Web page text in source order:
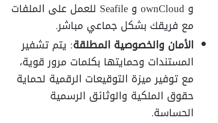
و ownCloud و Seafile للعمل على الملفات
مع فريقك بشكل جماعي مباشر.
الأمان والخصوصية المطلقة: يتم تشفير
المستندات وحمايتها بكلمات مرور قوية،
مع توفير ميزة التوقيعات الرقمية لحماية
حقوق الملكية والوثائق الرسمية
الحساسة.